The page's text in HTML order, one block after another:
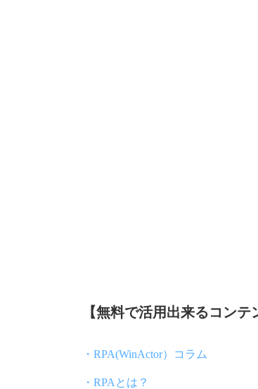
【無料で活用出来るコンテ
・RPA(WinActor）コラム
・RPAとは？